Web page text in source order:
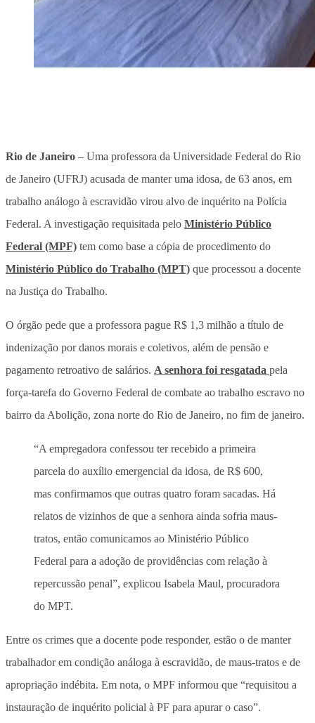
Rio de Janeiro – Uma professora da Universidade Federal do Rio
de Janeiro (UFRJ) acusada de manter uma idosa, de 63 anos, em
trabalho análogo à escravidão virou alvo de inquérito na Polícia
Federal. A investigação requisitada pelo Ministério Público
Federal (MPF) tem como base a cópia de procedimento do
Ministério Público do Trabalho (MPT) que processou a docente
na Justiça do Trabalho.
O órgão pede que a professora pague R$ 1,3 milhão a título de
indenização por danos morais e coletivos, além de pensão e
pagamento retroativo de salários. A senhora foi resgatada pela
força-tarefa do Governo Federal de combate ao trabalho escravo no
bairro da Abolição, zona norte do Rio de Janeiro, no fim de janeiro.
“A empregadora confessou ter recebido a primeira
parcela do auxílio emergencial da idosa, de R$ 600,
mas confirmamos que outras quatro foram sacadas. Há
relatos de vizinhos de que a senhora ainda sofria maus-
tratos, então comunicamos ao Ministério Público
Federal para a adoção de providências com relação à
repercussão penal”, explicou Isabela Maul, procuradora
do MPT.
Entre os crimes que a docente pode responder, estão o de manter
trabalhador em condição análoga à escravidão, de maus-tratos e de
apropriação indébita. Em nota, o MPF informou que “requisitou a
instauração de inquérito policial à PF para apurar o caso”.